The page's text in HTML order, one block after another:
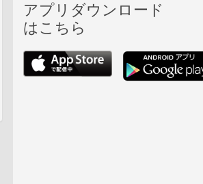
アプリダウンロード
はこちら